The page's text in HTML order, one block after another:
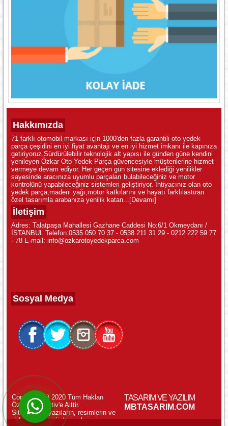
WhatsApp ile Online Destek!
Hakkımızda
71 farklı otomobil markası için 1000'den fazla garantili oto yedek
parça çeşidini en iyi fiyat avantajı ve en iyi hizmet imkanı ile kapınıza
getiriyoruz.Sürdürülebilir teknolojik alt yapısı ile günden güne kendini
yenileyen Özkar Oto Yedek Parça güvencesiyle müşterilerine hizmet
vermeye devam ediyor. Her geçen gün sitesine eklediği yenilikler
sayesinde aracınıza uyumlu parçaları bulabileceğiniz ve motor
kontrolünü yapabileceğiniz sistemleri geliştiriyor. İhtiyacınız olan oto
yedek parça,madeni yağı,motor katkılarını ve hayatı farklılastıran
özel tasarımla arabanıza yenilik katan... [Devamı]
İletişim
Adres: Talatpaşa Mahallesi Gazhane Caddesi No:6/1 Okmeydanı /
İSTANBUL Telefon:0535 050 70 37 - 0538 211 31 29 - 0212 222 59 77
- 78 E-mail: info@ozkarotoyedekparca.com
Sosyal Medya
Copyright (c) 2020 Tüm Hakları
Özkar Otomotiv'e Aittir.
Sitemizdeki yazıların, resimlerin ve
videoların izinsiz kopyalanması
TASARIM VE YAZILIM
MBTASARIM.COM